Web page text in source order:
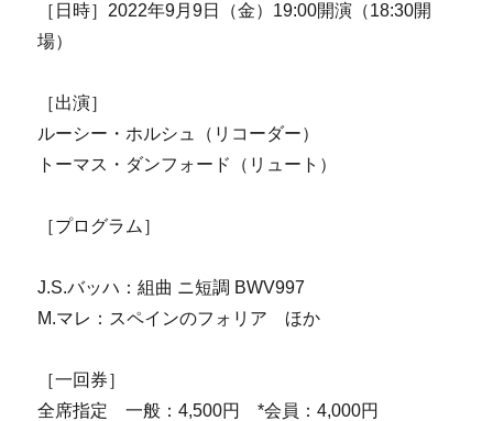
［日時］2022年9月9日（金）19:00開演（18:30開
場）
［出演］
ルーシー・ホルシュ（リコーダー）
トーマス・ダンフォード（リュート）
［プログラム］
J.S.バッハ：組曲 ニ短調 BWV997
M.マレ：スペインのフォリア ほか
［一回券］
全席指定 一般：4,500円 *会員：4,000円